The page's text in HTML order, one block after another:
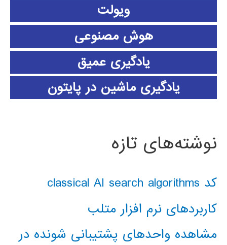
ویولت
هوش مصنوعی
یادگیری عمیق
یادگیری ماشین در پایتون
نوشته‌های تازه
کد classical AI search algorithms
کاربردهای نرم افزار متلب
مشاهده واحدهای پشتیبانی شونده در